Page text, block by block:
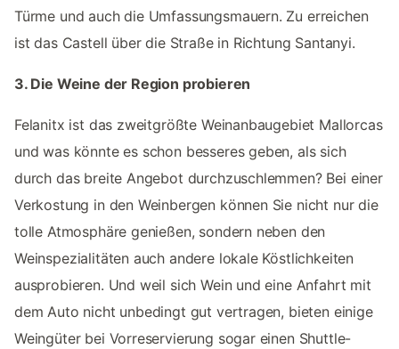
Türme und auch die Umfassungsmauern. Zu erreichen
ist das Castell über die Straße in Richtung Santanyi.
3. Die Weine der Region probieren
Felanitx ist das zweitgrößte Weinanbaugebiet Mallorcas
und was könnte es schon besseres geben, als sich
durch das breite Angebot durchzuschlemmen? Bei einer
Verkostung in den Weinbergen können Sie nicht nur die
tolle Atmosphäre genießen, sondern neben den
Weinspezialitäten auch andere lokale Köstlichkeiten
ausprobieren. Und weil sich Wein und eine Anfahrt mit
dem Auto nicht unbedingt gut vertragen, bieten einige
Weingüter bei Vorreservierung sogar einen Shuttle-